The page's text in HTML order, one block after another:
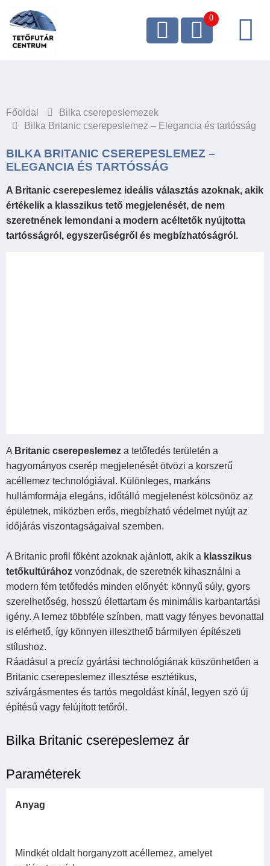
Főoldal
Bilka cserepeslemezek
Bilka Britanic cserepeslemez – Elegancia és tartósság
BILKA BRITANIC CSEREPESLEMEZ –
ELEGANCIA ÉS TARTÓSSÁG
A Britanic cserepeslemez ideális választás azoknak, akik
értékelik a klasszikus tető megjelenését, de nem
szeretnének lemondani a modern acéltetők nyújtotta
tartósságról, egyszerűségről és megbízhatóságról.
A Britanic cserepeslemez a tetőfedés területén a
hagyományos cserép megjelenését ötvözi a korszerű
acéllemez technológiával. Különleges, markáns
hullámformája elegáns, időtálló megjelenést kölcsönöz az
épületnek, miközben erős, megbízható védelmet nyújt az
időjárás viszontagságaival szemben.
A Britanic profil főként azoknak ajánlott, akik a klasszikus
tetőkultúrához vonzódnak, de szeretnék kihasználni a
modern fém tetőfedés minden előnyét: könnyű súly, gyors
szerelhetőség, hosszú élettartam és minimális karbantartási
igény. A lemez többféle színben, matt vagy fényes bevonattal
is elérhető, így könnyen illeszthető bármilyen építészeti
stílushoz.
Ráadásul a precíz gyártási technológiának köszönhetően a
Britanic cserepeslemez illesztése esztétikus,
szivárgásmentes és tartós megoldást kínál, legyen szó új
építésű vagy felújított tetőről.
Bilka Britanic cserepeslemez ár
Paraméterek
Anyag
Mindkét oldalt horganyzott acéllemez, amelyet